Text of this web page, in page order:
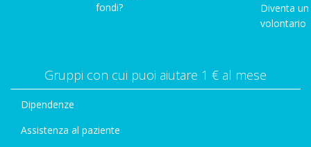
fondi?
Diventa un
volontario
Gruppi con cui puoi aiutare 1 € al mese
Dipendenze
Assistenza al paziente